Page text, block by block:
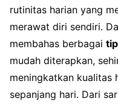
rutinitas harian yang
merawat diri sendiri.
membahas berbagai
mudah diterapkan,
meningkatkan kualitas
sepanjang hari. Dari